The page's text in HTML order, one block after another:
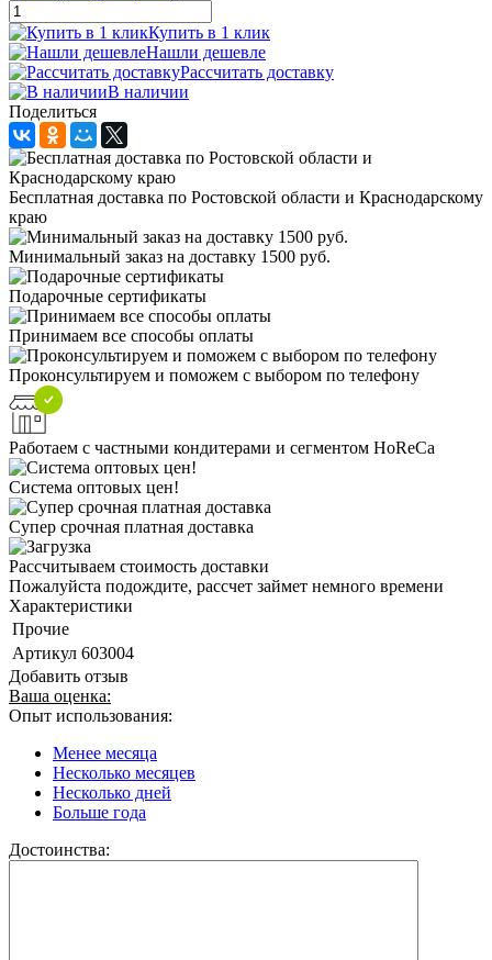
Купить в 1 клик
Нашли дешевле
Рассчитать доставку
В наличии
Поделиться
Бесплатная доставка по Ростовской области и Краснодарскому
краю
Минимальный заказ на доставку 1500 руб.
Подарочные сертификаты
Принимаем все способы оплаты
Проконсультируем и поможем с выбором по телефону
Работаем с частными кондитерами и сегментом HoReCa
Система оптовых цен!
Супер срочная платная доставка
Рассчитываем стоимость доставки
Пожалуйста подождите, рассчет займет немного времени
Характеристики
Прочие
Артикул 603004
Добавить отзыв
Ваша оценка:
Опыт использования:
Менее месяца
Несколько месяцев
Несколько дней
Больше года
Достоинства: